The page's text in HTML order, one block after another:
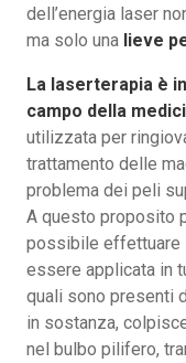
dell’energia laser
ma solo una lieve
La laserterapia è
campo della
utilizzata per
trattamento delle
problema dei peli
A questo proposito
possibile effettuare
essere applicata in
quali sono presenti
in sostanza,
nel bulbo pilifero,